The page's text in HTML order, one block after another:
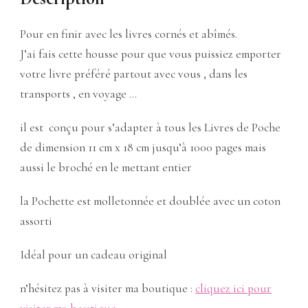
Pour en finir avec les livres cornés et abîmés.
J’ai fais cette housse pour que vous puissiez emporter
votre livre préféré partout avec vous , dans les
transports , en voyage …
il est conçu pour s’adapter à tous les Livres de Poche
de dimension 11 cm x 18 cm jusqu’à 1000 pages mais
aussi le broché en le mettant entier
la Pochette est molletonnée et doublée avec un coton
assorti
Idéal pour un cadeau original
n’hésitez pas à visiter ma boutique : cliquez ici pour